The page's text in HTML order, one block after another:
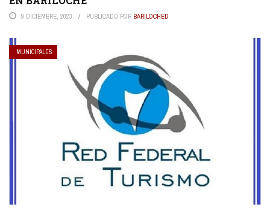
9 DICIEMBRE, 2023 PUBLICADO POR BARILOCHED
MUNICIPALES